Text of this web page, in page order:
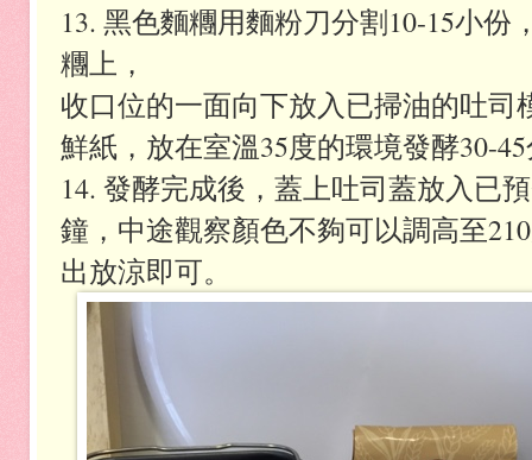
13. 黑色麵糰用麵粉刀分割10-15小
糰上，
收口位的一面向下放入已掃油的吐
鮮紙，放在室溫35度的環境發酵30-
14. 發酵完成後，蓋上吐司蓋放入已
鐘，中途觀察顏色不夠可以調高至
出放涼即可。